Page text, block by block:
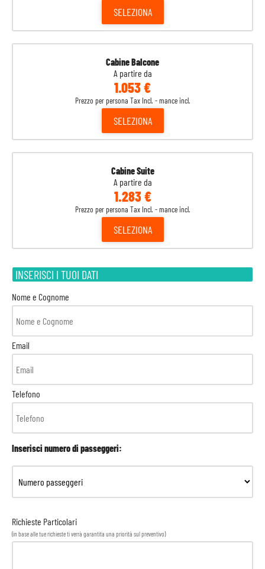
SELEZIONA
Cabine Balcone
A partire da
1.053 €
Prezzo per persona Tax Incl. - mance incl.
SELEZIONA
Cabine Suite
A partire da
1.283 €
Prezzo per persona Tax Incl. - mance incl.
SELEZIONA
INSERISCI I TUOI DATI
Nome e Cognome
Email
Telefono
Inserisci numero di passeggeri:
Richieste Particolari
(in base alle tue richieste ti verrà garantita una priorità sul preventivo)